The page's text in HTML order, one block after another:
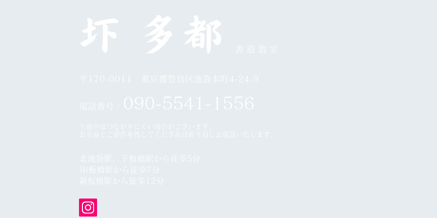
10月24日お休み
書道教室
〒170-0011 東京都豊島区池袋本町4-24-9
電話番号： 090-5541-1556
午前中はつながりにくい場合がございます。
​お名前とご要件を残してくだされば折り返しお電話いたします。
北池袋駅、下板橋駅から徒歩5分
JR板橋駅から徒歩7分
​
新板橋駅から徒歩12分